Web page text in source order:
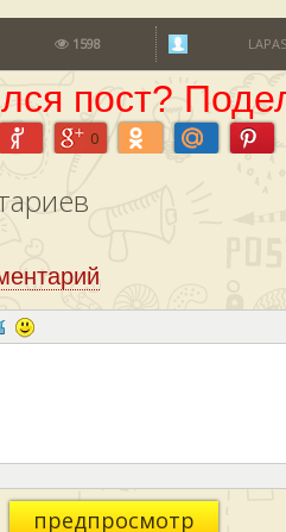
1598 LAPAS
пост?
0
предпросмотр